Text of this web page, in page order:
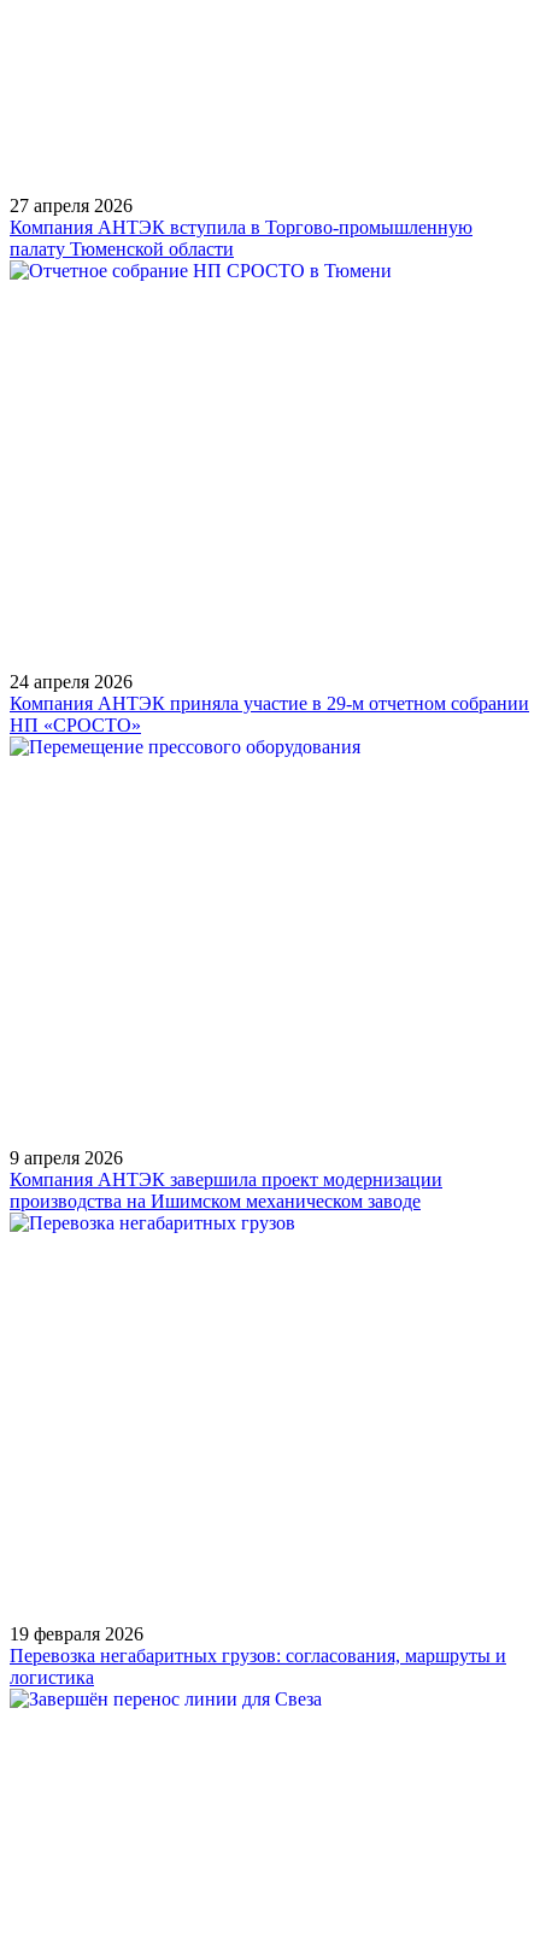
27 апреля 2026
Компания АНТЭК вступила в Торгово-промышленную
палату Тюменской области
24 апреля 2026
Компания АНТЭК приняла участие в 29-м отчетном собрании
НП «СРОСТО»
9 апреля 2026
Компания АНТЭК завершила проект модернизации
производства на Ишимском механическом заводе
19 февраля 2026
Перевозка негабаритных грузов: согласования, маршруты и
логистика